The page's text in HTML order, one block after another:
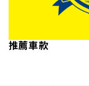
推薦車款